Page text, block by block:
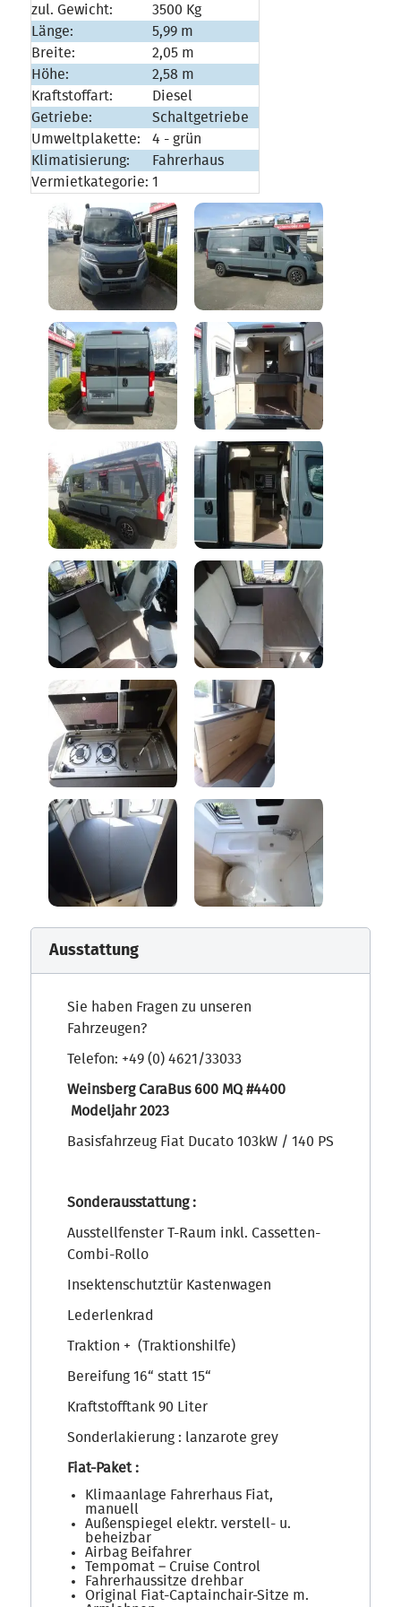
zul. Gewicht:
3500 Kg
Länge:
5,99 m
Breite:
2,05 m
Höhe:
2,58 m
Kraftstoffart:
Diesel
Getriebe:
Schaltgetriebe
Umweltplakette:
4 - grün
Klimatisierung:
Fahrerhaus
Vermietkategorie: 1
Ausstattung
Sie haben Fragen zu unseren
Fahrzeugen?
Telefon: +49 (0) 4621/33033
Weinsberg CaraBus 600 MQ #4400
Modeljahr 2023
Basisfahrzeug Fiat Ducato 103kW / 140 PS
Sonderausstattung :
Ausstellfenster T-Raum inkl. Cassetten-
Combi-Rollo
Insektenschutztür Kastenwagen
Lederlenkrad
Traktion + (Traktionshilfe)
Bereifung 16“ statt 15“
Kraftstofftank 90 Liter
Sonderlakierung : lanzarote grey
Fiat-Paket :
Klimaanlage Fahrerhaus Fiat,
manuell
Außenspiegel elektr. verstell- u.
beheizbar
Airbag Beifahrer
Tempomat – Cruise Control
Fahrerhaussitze drehbar
Original Fiat-Captainchair-Sitze m.